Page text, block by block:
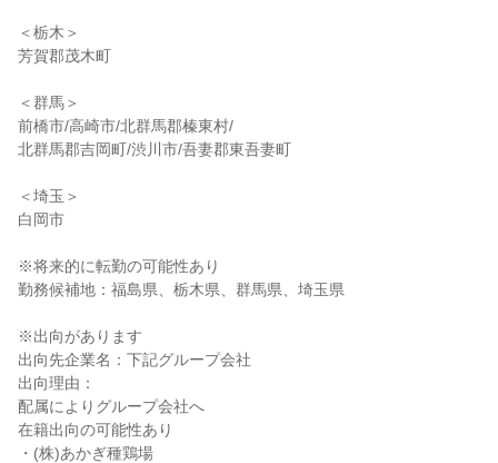
＜栃木＞
芳賀郡茂木町
＜群馬＞
前橋市/高崎市/北群馬郡榛東村/
北群馬郡吉岡町/渋川市/吾妻郡東吾妻町
＜埼玉＞
白岡市
※将来的に転勤の可能性あり
勤務候補地：福島県、栃木県、群馬県、埼玉県
※出向があります
出向先企業名：下記グループ会社
出向理由：
配属によりグループ会社へ
在籍出向の可能性あり
・(株)あかぎ種鶏場